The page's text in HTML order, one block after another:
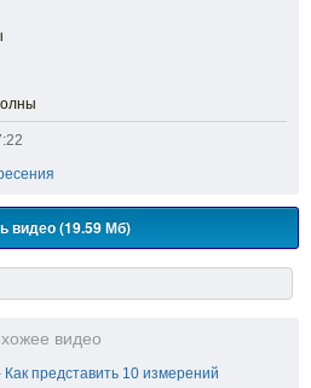
видео (19.59 Мб)
видео
представить 10 измерений